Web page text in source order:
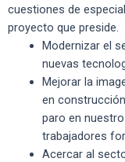
cuestiones de
proyecto que preside.
Modernizar el
nuevas
Mejorar la
en
paro en
trabajadores
Acercar al